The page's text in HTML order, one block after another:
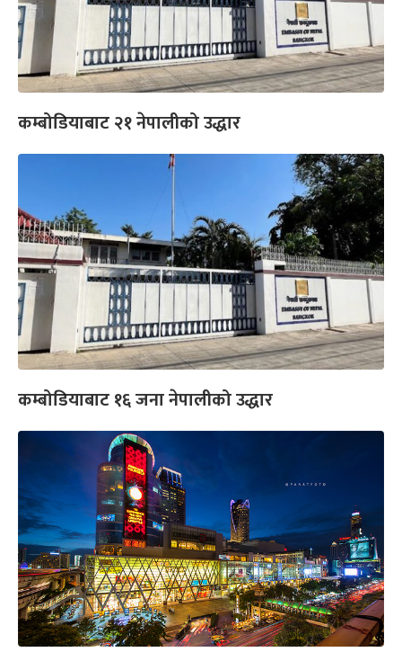
कम्बोडियाबाट २१ नेपालीको उद्धार
कम्बोडियाबाट १६ जना नेपालीको उद्धार